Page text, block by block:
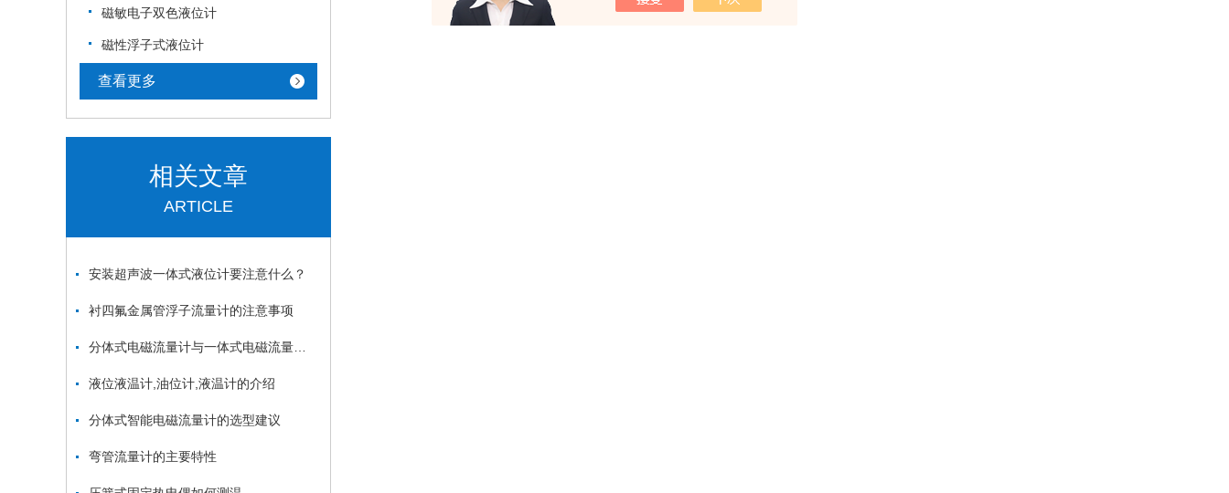
磁敏电子双色液位计
磁性浮子式液位计
查看更多
相关文章
ARTICLE
安装超声波一体式液位计要注意什么？
衬四氟金属管浮子流量计的注意事项
液位液温计,油位计,液温计的介绍
分体式智能电磁流量计的选型建议
弯管流量计的主要特性